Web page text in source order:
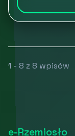
1 - 8 z 8 wpisów
e-Rzemiosło